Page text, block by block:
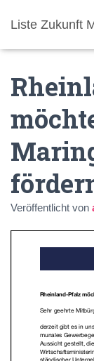
Liste Zukunft
Veröffentlicht von